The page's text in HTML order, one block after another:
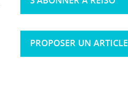
PROPOSER UN ARTICLE